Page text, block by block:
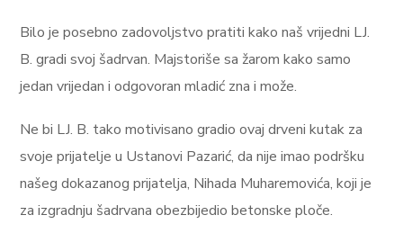
Bilo je posebno zadovoljstvo pratiti kako naš vrijedni LJ.
B. gradi svoj šadrvan. Majstoriše sa žarom kako samo
jedan vrijedan i odgovoran mladić zna i može.
Ne bi LJ. B. tako motivisano gradio ovaj drveni kutak za
svoje prijatelje u Ustanovi Pazarić, da nije imao podršku
našeg dokazanog prijatelja, Nihada Muharemovića, koji je
za izgradnju šadrvana obezbijedio betonske ploče.